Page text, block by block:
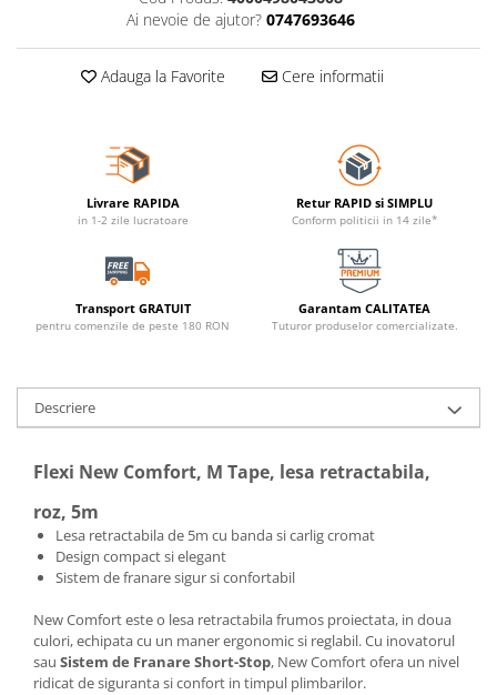
Ai nevoie de ajutor? 0747693646
Adauga la Favorite Cere informatii
Livrare RAPIDA
in 1-2 zile lucratoare
Retur RAPID si SIMPLU
Conform politicii in 14 zile*
Transport GRATUIT
pentru comenzile de peste 180 RON
Garantam CALITATEA
Tuturor produselor comercializate.
Descriere
Flexi New Comfort, M Tape, lesa retractabila,
roz, 5m
Lesa retractabila de 5m cu banda si carlig cromat
Design compact si elegant
Sistem de franare sigur si confortabil
New Comfort este o lesa retractabila frumos proiectata, in doua
culori, echipata cu un maner ergonomic si reglabil. Cu inovatorul
sau Sistem de Franare Short-Stop, New Comfort ofera un nivel
ridicat de siguranta si confort in timpul plimbarilor.